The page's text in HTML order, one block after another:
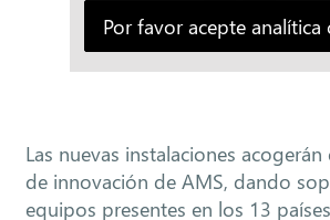
Por favor acepte analítica
Las nuevas instalaciones
de innovación de AMS, dando
equipos presentes en los 13